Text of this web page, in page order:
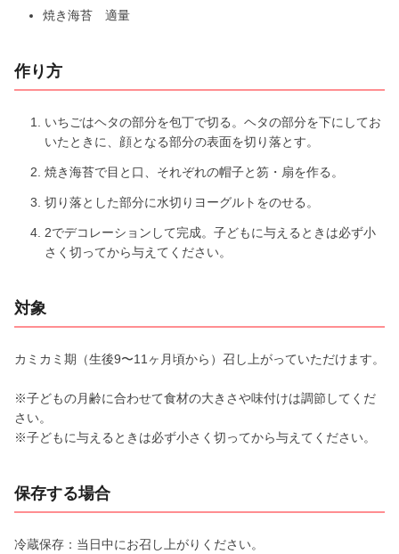
焼き海苔 適量
作り方
いちごはヘタの部分を包丁で切る。ヘタの部分を下にしてお
いたときに、顔となる部分の表面を切り落とす。
焼き海苔で目と口、それぞれの帽子と笏・扇を作る。
切り落とした部分に水切りヨーグルトをのせる。
2でデコレーションして完成。子どもに与えるときは必ず小
さく切ってから与えてください。
対象
カミカミ期（生後9〜11ヶ月頃から）召し上がっていただけます。
※子どもの月齢に合わせて食材の大きさや味付けは調節してくだ
さい。
※子どもに与えるときは必ず小さく切ってから与えてください。
保存する場合
冷蔵保存：当日中にお召し上がりください。